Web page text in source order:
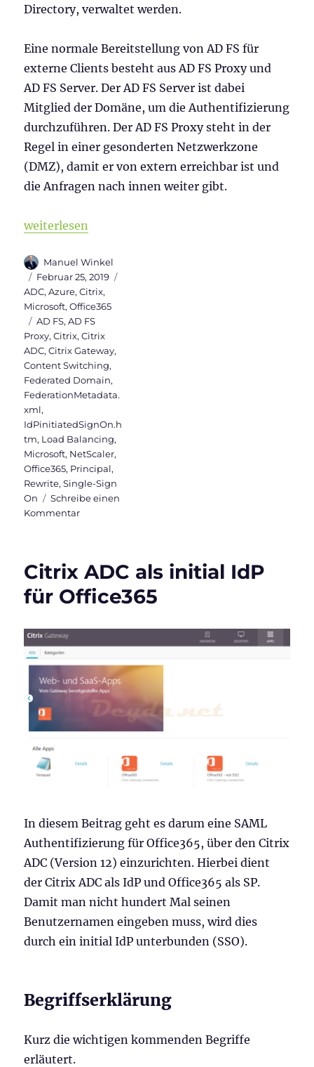
Directory, verwaltet werden.
Eine normale Bereitstellung von AD FS für
externe Clients besteht aus AD FS Proxy und
AD FS Server. Der AD FS Server ist dabei
Mitglied der Domäne, um die Authentifizierung
durchzuführen. Der AD FS Proxy steht in der
Regel in einer gesonderten Netzwerkzone
(DMZ), damit er von extern erreichbar ist und
die Anfragen nach innen weiter gibt.
„Citrix ADC als AD FS Proxy“
weiterlesen
Autor
Manuel Winkel
Veröffentlicht
am
Februar 25, 2019
ADC,Azure,Citrix,
Microsoft,Office365
Schlagwörter
AD FS,AD FS
Proxy,Citrix,Citrix
ADC,Citrix Gateway,
Content Switching,
Federated Domain,
FederationMetadata.
xml,
IdPinitiatedSignOn.h
tm, Load Balancing,
Microsoft, NetScaler,
Office365, Principal,
Rewrite,Single-Sign
On
Schreibe einen
Kommentarzu
AD
Proxy
Citrix ADC als initial IdP
für Office365
In diesem Beitrag geht es darum eine SAML
Authentifizierung für Office365, über den Citrix
ADC (Version 12) einzurichten. Hierbei dient
der Citrix ADC als IdP und Office365 als SP.
Damit man nicht hundert Mal seinen
Benutzernamen eingeben muss, wird dies
durch ein initial IdP unterbunden (SSO).
Begriffserklärung
Kurz die wichtigen kommenden Begriffe
erläutert.